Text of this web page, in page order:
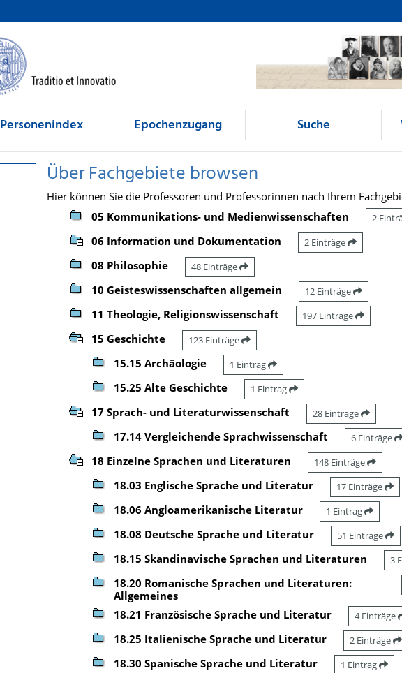
Personenindex Epochenzugang Suche
Über Fachgebiete browsen
Hier können Sie die Professoren und Professorinnen nach Ihrem
05 Kommunikations- und Medienwissenschaften
2
06 Information und Dokumentation 2 Einträge
08 Philosophie 48 Einträge
10 Geisteswissenschaften allgemein 12 Einträge
11 Theologie, Religionswissenschaft 197 Einträge
15 Geschichte 123 Einträge
15.15 Archäologie 1 Eintrag
15.25 Alte Geschichte 1 Eintrag
17 Sprach- und Literaturwissenschaft 28 Einträge
17.14 Vergleichende Sprachwissenschaft 6 Einträge
18 Einzelne Sprachen und Literaturen 148 Einträge
18.03 Englische Sprache und Literatur 17 Einträge
18.06 Angloamerikanische Literatur 1 Eintrag
18.08 Deutsche Sprache und Literatur 51 Einträge
18.15 Skandinavische Sprachen und Literaturen 3
18.20 Romanische Sprachen und Literaturen:
Allgemeines
18.21 Französische Sprache und Literatur 4 Einträge
18.25 Italienische Sprache und Literatur 2 Einträge
18.30 Spanische Sprache und Literatur 1 Eintrag